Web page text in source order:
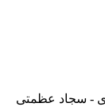
- سجاد عظمتی